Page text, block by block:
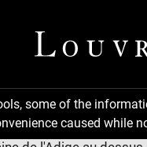
some of the
caused while